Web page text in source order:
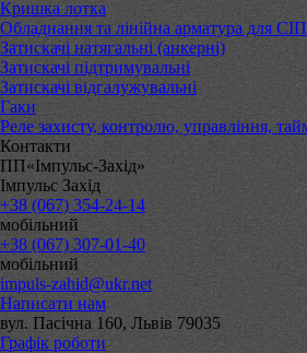
Кришка лотка
Обладнання та лінійна арматура для СІП
Затискачі натягальні (анкерні)
Затискачі підтримувальні
Затискачі відгалужувальні
Гаки
Реле захисту, контролю, управління,
Контакти
ПП«Імпульс-Захід»
Імпульс Захід
+38 (067) 354-24-14
мобільний
+38 (067) 307-01-40
мобільний
impuls-zahid@ukr.net
Написати нам
вул. Пасічна 160, Львів 79035
Графік роботи